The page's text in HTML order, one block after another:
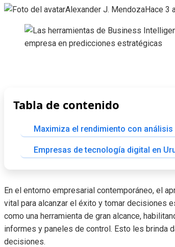
Alexander J. MendozaHace 3
Tabla de contenido
Maximiza el rendimiento con
Empresas de tecnología digital en
En el entorno empresarial contemporáneo, el
vital para alcanzar el éxito y tomar decisiones
como una herramienta de gran alcance,
informes y paneles de control. Esto les brinda
decisiones.